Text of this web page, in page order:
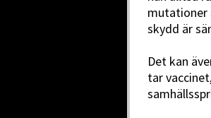
mutationer
skydd är
Det kan
tar